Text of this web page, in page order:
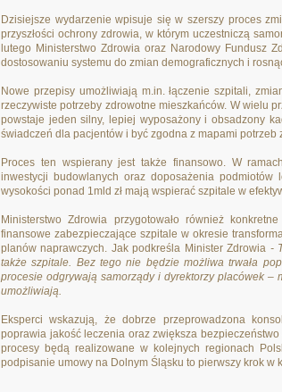
Dzisiejsze wydarzenie wpisuje się w szerszy proces
przyszłości ochrony zdrowia, w którym uczestniczą
lutego Ministerstwo Zdrowia oraz Narodowy Fundusz
dostosowaniu systemu do zmian demograficznych i
Nowe przepisy umożliwiają m.in. łączenie szpitali,
rzeczywiste potrzeby zdrowotne mieszkańców. W wielu
powstaje jeden silny, lepiej wyposażony i obsadzony
świadczeń dla pacjentów i być zgodna z mapami
Proces ten wspierany jest także finansowo. W
inwestycji budowlanych oraz doposażenia
wysokości ponad 1mld zł mają wspierać szpitale w
Ministerstwo Zdrowia przygotowało również
finansowe zabezpieczające szpitale w okresie
planów naprawczych. Jak podkreśla Minister Zdrowia -
także szpitale. Bez tego nie będzie możliwa trwała
procesie odgrywają samorządy i dyrektorzy placówek
umożliwiają.
Eksperci wskazują, że dobrze przeprowadzona
poprawia jakość leczenia oraz zwiększa
procesy będą realizowane w kolejnych regionach
podpisanie umowy na Dolnym Śląsku to pierwszy krok